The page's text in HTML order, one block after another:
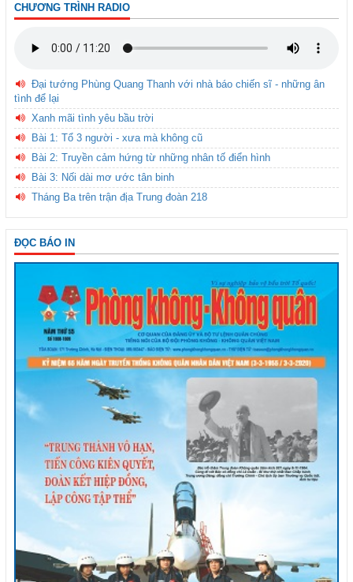
CHƯƠNG TRÌNH RADIO
Đại tướng Phùng Quang Thanh với nhà báo chiến sĩ - những ân
tình để lại
Xanh mãi tình yêu bầu trời
Bài 1: Tổ 3 người - xưa mà không cũ
Bài 2: Truyền cảm hứng từ những nhân tố điển hình
Bài 3: Nối dài mơ ước tân binh
Tháng Ba trên trận địa Trung đoàn 218
ĐỌC BÁO IN